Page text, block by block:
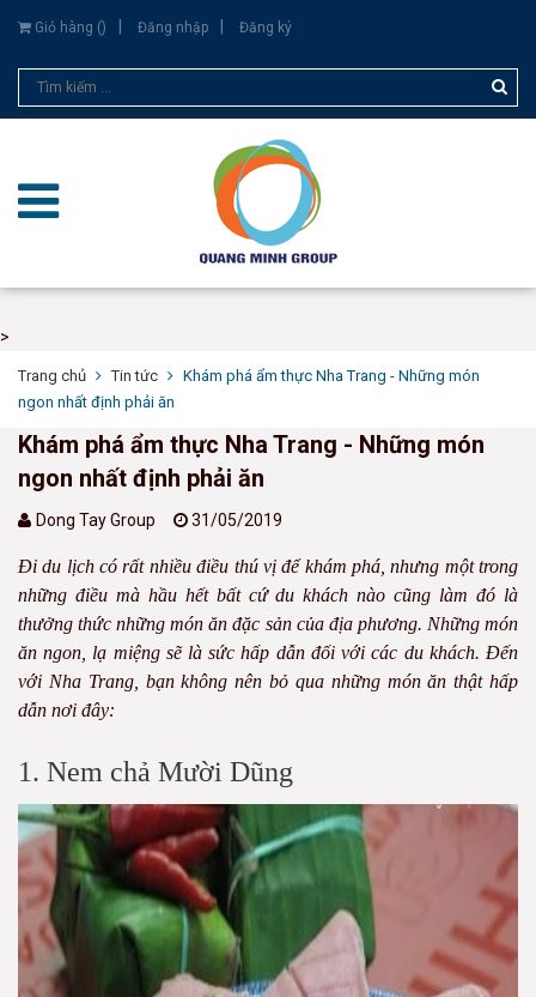
Giỏ hàng () Đăng nhập Đăng ký
>
Trang chủ Tin tức
Khám phá ẩm thực Nha Trang - Những món
ngon nhất định phải ăn
Khám phá ẩm thực Nha Trang - Những món
ngon nhất định phải ăn
Dong Tay Group 31/05/2019
Đi du lịch có rất nhiều điều thú vị để khám phá, nhưng một trong
những điều mà hầu hết bất cứ du khách nào cũng làm đó là
thưởng thức những món ăn đặc sản của địa phương. Những món
ăn ngon, lạ miệng sẽ là sức hấp dẫn đối với các du khách. Đến
với Nha Trang, bạn không nên bỏ qua những món ăn thật hấp
dẫn nơi đây:
1. Nem chả Mười Dũng